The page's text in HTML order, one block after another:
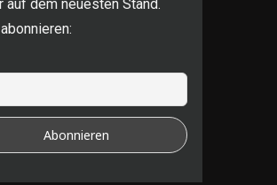
auf dem neuesten Stand.